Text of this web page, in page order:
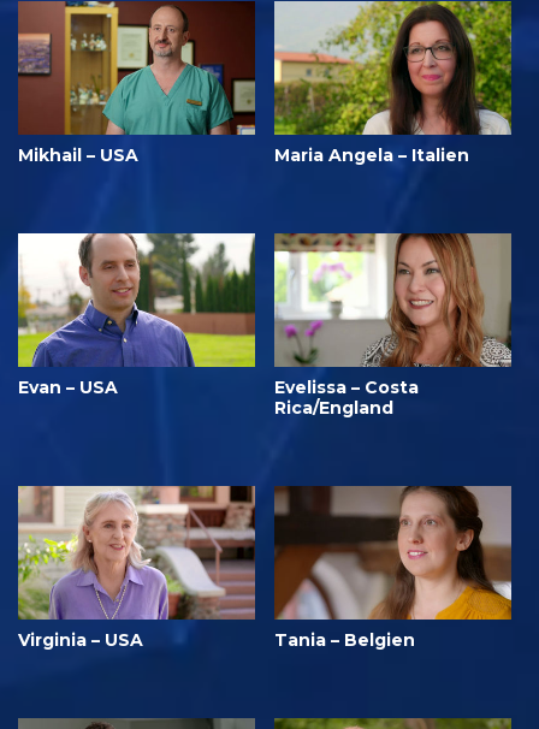
Mikhail – USA Maria Angela – Italien
Evan – USA
Evelissa – Costa
Rica/England
Virginia – USA Tania – Belgien